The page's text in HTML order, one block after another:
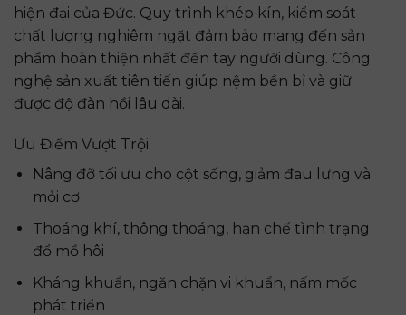
hiện đại của Đức. Quy trình khép kín, kiểm soát
chất lượng nghiêm ngặt đảm bảo mang đến sản
phẩm hoàn thiện nhất đến tay người dùng. Công
nghệ sản xuất tiên tiến giúp nệm bền bỉ và giữ
được độ đàn hồi lâu dài.
Ưu Điểm Vượt Trội
Nâng đỡ tối ưu cho cột sống, giảm đau lưng và
mỏi cơ
Thoáng khí, thông thoáng, hạn chế tình trạng
đổ mồ hôi
Kháng khuẩn, ngăn chặn vi khuẩn, nấm mốc
phát triển